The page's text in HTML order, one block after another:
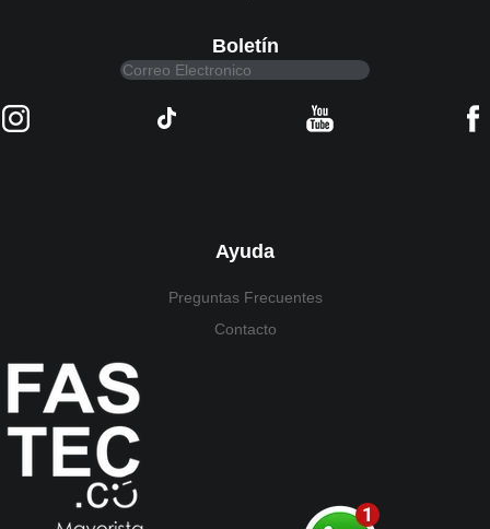
Boletín
Ayuda
Preguntas Frecuentes
Contacto